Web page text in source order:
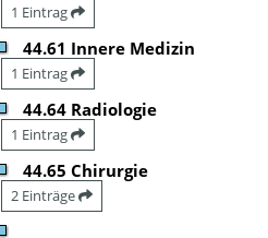
1 Eintrag
44.61 Innere Medizin
1 Eintrag
44.64 Radiologie
1 Eintrag
44.65 Chirurgie
2 Einträge